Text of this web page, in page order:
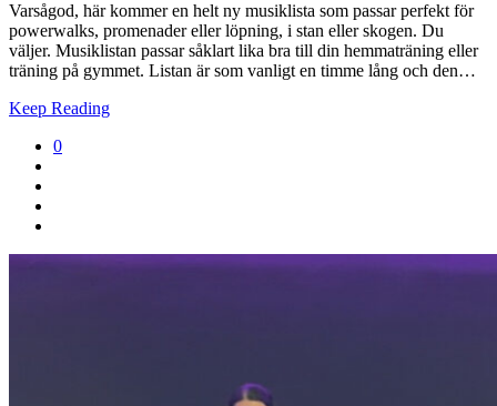
Varsågod, här kommer en helt ny musiklista som passar perfekt för
powerwalks, promenader eller löpning, i stan eller skogen. Du
väljer. Musiklistan passar såklart lika bra till din hemmaträning eller
träning på gymmet. Listan är som vanligt en timme lång och den…
Keep Reading
0